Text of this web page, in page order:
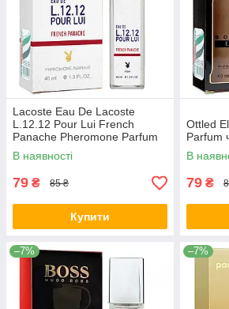
Lacoste Eau De Lacoste
L.12.12 Pour Lui French
Panache Pheromone Parfum
чоловічий 40 мл
В наявності
79 ₴ 85 ₴
Купити
Ottled
Parfum
В
79 ₴
–7% –7%